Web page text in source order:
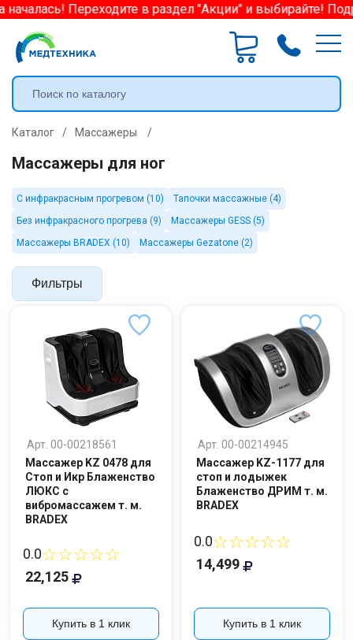
Переходите в раздел "Акции" и выбирайте!
Каталог / Массажеры /
Массажеры для ног
С инфракрасным прогревом (10)
Тапочки массажные (4)
Без инфракрасного прогрева (9)
Массажеры GESS (5)
Массажеры BRADEX (10)
Массажеры Gezatone (2)
Фильтры
Арт. 00-00218561
Массажер KZ 0478 для
Стоп и Икр Блаженство
ЛЮКС с
вибромассажем т. м.
BRADEX
0.0☆☆☆☆☆
22,125
Купить в 1 клик
Арт. 00-00214945
Массажер KZ-1177 для
стоп и лодыжек
Блаженство ДРИМ т. м.
BRADEX
0.0☆☆☆☆☆
14,499
Купить в 1 клик